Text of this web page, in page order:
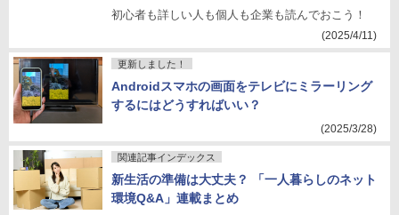
初心者も詳しい人も個人も企業も読んでおこう！
(2025/4/11)
更新しました！
Androidスマホの画面をテレビにミラーリング
するにはどうすればいい？
(2025/3/28)
関連記事インデックス
新生活の準備は大丈夫？ 「一人暮らしのネット
環境Q&A」連載まとめ